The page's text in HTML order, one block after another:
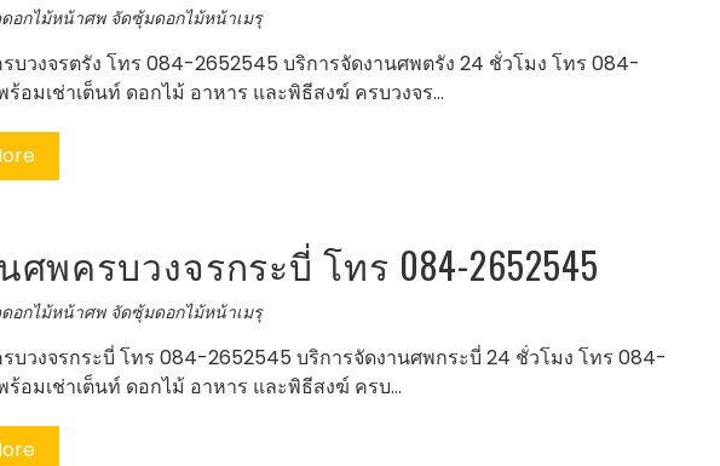
อกไม้หน้าศพ จัดซุ้มดอกไม้หน้าเมรุ
บวงจรตรัง โทร 084-2652545 บริการจัดงานศพตรัง 24 ชั่วโมง โทร 084-
อมเช่าเต็นท์ ดอกไม้ อาหาร และพิธีสงฆ์ ครบวงจร…
ศพครบวงจรกระบี่ โทร 084-2652545
อกไม้หน้าศพ จัดซุ้มดอกไม้หน้าเมรุ
บวงจรกระบี่ โทร 084-2652545 บริการจัดงานศพกระบี่ 24 ชั่วโมง โทร 084-
อมเช่าเต็นท์ ดอกไม้ อาหาร และพิธีสงฆ์ ครบ…